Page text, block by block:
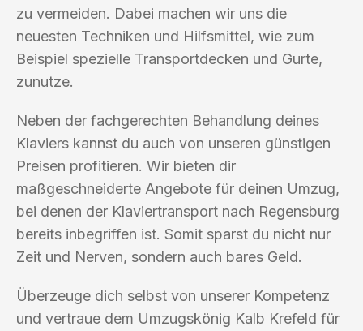
zu vermeiden. Dabei machen wir uns die
neuesten Techniken und Hilfsmittel, wie zum
Beispiel spezielle Transportdecken und Gurte,
zunutze.
Neben der fachgerechten Behandlung deines
Klaviers kannst du auch von unseren günstigen
Preisen profitieren. Wir bieten dir
maßgeschneiderte Angebote für deinen Umzug,
bei denen der Klaviertransport nach Regensburg
bereits inbegriffen ist. Somit sparst du nicht nur
Zeit und Nerven, sondern auch bares Geld.
Überzeuge dich selbst von unserer Kompetenz
und vertraue dem Umzugskönig Kalb Krefeld für